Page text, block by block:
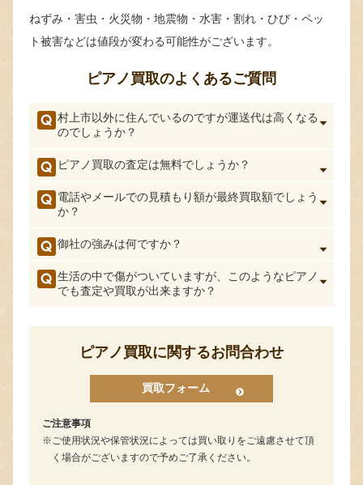
ねずみ・害虫・火災物・地震物・水害・割れ・ひび・ペッ
ト被害などは値段が変わる可能性がございます。
ピアノ買取のよくあるご質問
村上市以外に住んでいるのですが運送代は高くなる
のでしょうか？
ピアノ買取の査定は無料でしょうか？
電話やメールでの見積もり額が最終買取額でしょう
か？
御社の強みは何ですか？
生活の中で傷がついていますが、このようなピアノ
でも査定や買取が出来ますか？
ピアノ買取に関するお問合わせ
買取フォーム
ご注意事項
ご使用状況や保管状況によっては買い取りをご遠慮させて頂
く場合がございますので予めご了承ください。